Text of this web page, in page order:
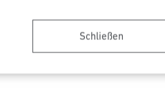
Schließen
diesem Tutorial, wie Sie KNX-
vernetzen können und